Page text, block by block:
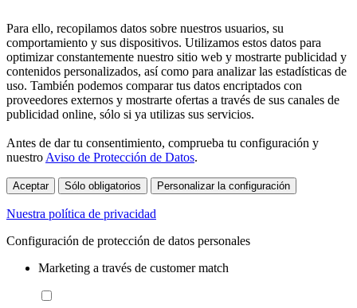
Para ello, recopilamos datos sobre nuestros usuarios, su
comportamiento y sus dispositivos. Utilizamos estos datos para
optimizar constantemente nuestro sitio web y mostrarte publicidad y
contenidos personalizados, así como para analizar las estadísticas de
uso. También podemos comparar tus datos encriptados con
proveedores externos y mostrarte ofertas a través de sus canales de
publicidad online, sólo si ya utilizas sus servicios.
Antes de dar tu consentimiento, comprueba tu configuración y
nuestro Aviso de Protección de Datos.
Aceptar Sólo obligatorios Personalizar la configuración
Nuestra política de privacidad
Configuración de protección de datos personales
Marketing a través de customer match